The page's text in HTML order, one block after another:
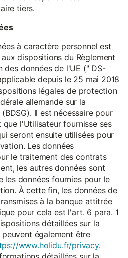
tiers.
à caractère personnel est
dispositions du Règlement
données de l'UE (" DS-
depuis le 25 mai 2018
légales de protection
allemande sur la
Il est nécessaire pour
l'Utilisateur fournisse ses
seront ensuite utilisées pour
Les données
le traitement des contrats
les autres données sont
les données fournies pour le
À cette fin, les données de
à la banque attitrée
pour cela est l'art. 6 para. 1
détaillées sur la
également être
www.holidu.fr/privacy.